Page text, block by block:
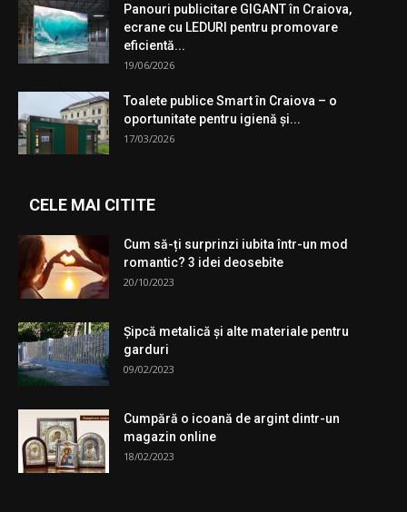
Panouri publicitare GIGANT în Craiova,
ecrane cu LEDURI pentru promovare
eficientă...
19/06/2026
Toalete publice Smart în Craiova – o
oportunitate pentru igienă şi...
17/03/2026
CELE MAI CITITE
Cum să-ți surprinzi iubita într-un mod
romantic? 3 idei deosebite
20/10/2023
Şipcă metalică şi alte materiale pentru
garduri
09/02/2023
Cumpără o icoană de argint dintr-un
magazin online
18/02/2023